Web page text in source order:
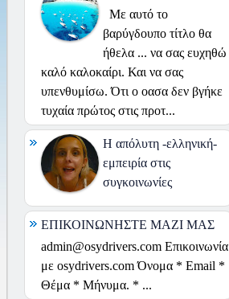
Με αυτό το
βαρύγδουπο τίτλο θα
ήθελα ... να σας ευχηθώ
καλό καλοκαίρι. Και να σας
υπενθυμίσω. Ότι ο οασα δεν βγήκε
τυχαία πρώτος στις προτ...
H απόλυτη -ελληνική-
εμπειρία στις
συγκοινωνίες
ΕΠΙΚΟΙΝΩΝΗΣΤΕ ΜΑΖΙ ΜΑΣ
admin@osydrivers.com Επικοινωνία
με osydrivers.com Όνομα * Email *
Θέμα * Μήνυμα. * ...